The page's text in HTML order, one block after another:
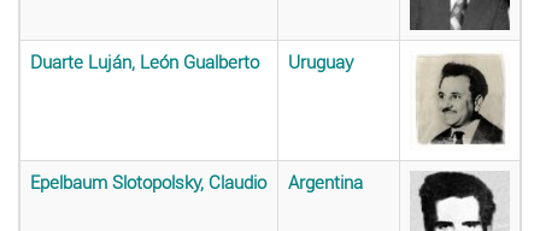
Duarte Luján, León Gualberto Uruguay
Epelbaum Slotopolsky, Claudio Argentina